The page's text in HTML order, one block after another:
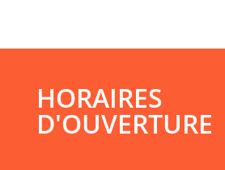
HORAIRES
D'OUVERTURE